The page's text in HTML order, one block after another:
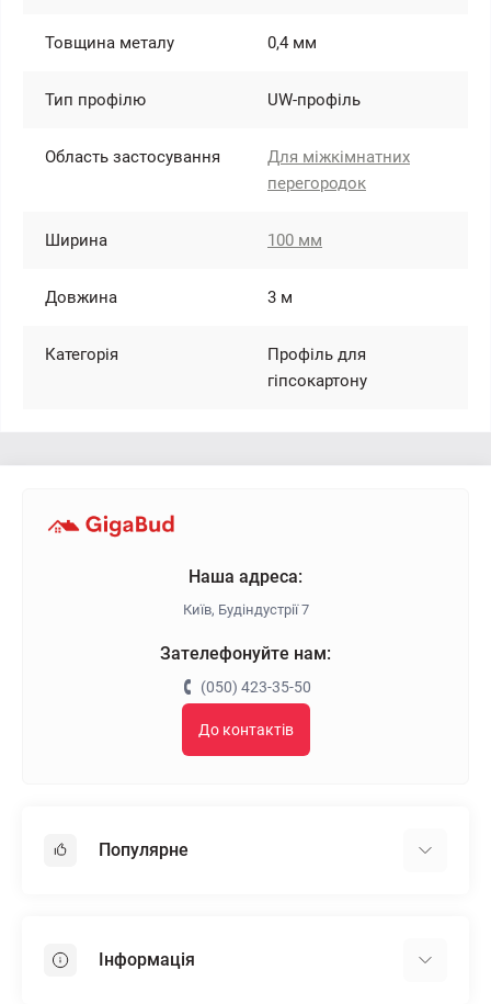
Товщина металу 0,4 мм
Тип профілю UW-профіль
Область застосування
Для міжкімнатних
перегородок
Ширина 100 мм
Довжина 3 м
Категорія
Профіль для
гіпсокартону
Наша адреса:
Київ, Будіндустрії 7
Зателефонуйте нам:
(050) 423-35-50
До контактів
Популярне
Пінопласт
Інформація